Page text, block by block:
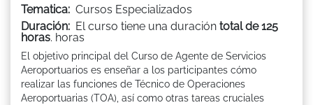
Tematica: Cursos Especializados
Duración: El curso tiene una duración total de 125
horas. horas
El objetivo principal del Curso de Agente de Servicios
Aeroportuarios es enseñar a los participantes cómo
realizar las funciones de Técnico de Operaciones
Aeroportuarias (TOA), así como otras tareas cruciales